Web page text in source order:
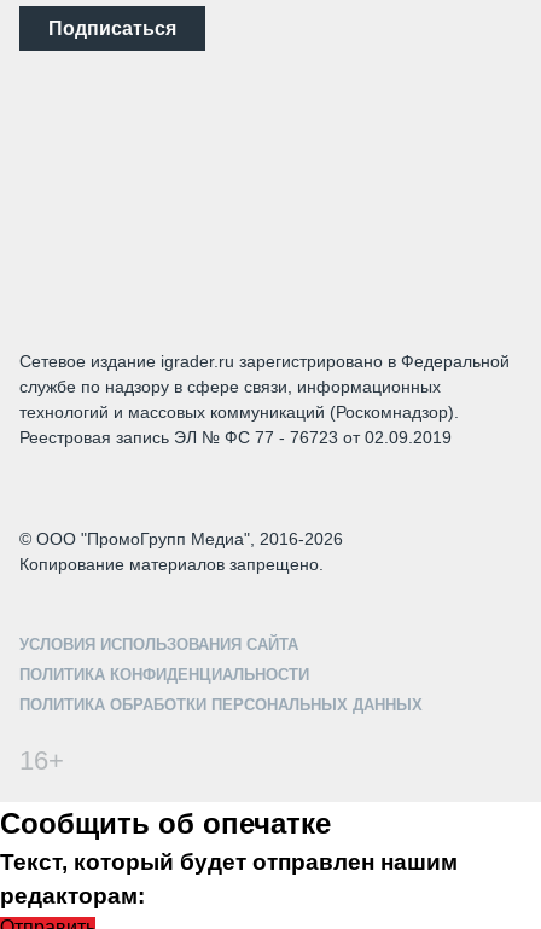
Подписаться
Сетевое издание igrader.ru зарегистрировано в Федеральной
службе по надзору в сфере связи, информационных
технологий и массовых коммуникаций (Роскомнадзор).
Реестровая запись ЭЛ № ФС 77 - 76723 от 02.09.2019
© ООО "ПромоГрупп Медиа", 2016-2026
Копирование материалов запрещено.
УСЛОВИЯ ИСПОЛЬЗОВАНИЯ САЙТА
ПОЛИТИКА КОНФИДЕНЦИАЛЬНОСТИ
ПОЛИТИКА ОБРАБОТКИ ПЕРСОНАЛЬНЫХ ДАННЫХ
16+
Сообщить об опечатке
Текст, который будет отправлен нашим
редакторам: